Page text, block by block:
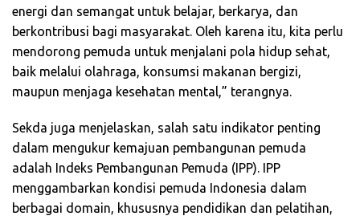
energi dan semangat untuk belajar, berkarya, dan
berkontribusi bagi masyarakat. Oleh karena itu, kita perlu
mendorong pemuda untuk menjalani pola hidup sehat,
baik melalui olahraga, konsumsi makanan bergizi,
maupun menjaga kesehatan mental,” terangnya.
Sekda juga menjelaskan, salah satu indikator penting
dalam mengukur kemajuan pembangunan pemuda
adalah Indeks Pembangunan Pemuda (IPP). IPP
menggambarkan kondisi pemuda Indonesia dalam
berbagai domain, khususnya pendidikan dan pelatihan,